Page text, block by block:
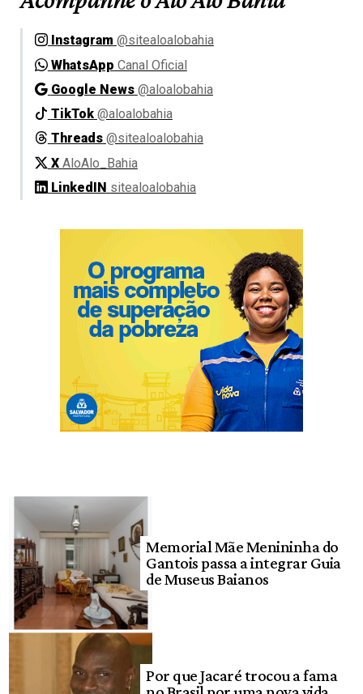
Instagram @sitealoalobahia
WhatsApp Canal Oficial
Google News @aloalobahia
TikTok @aloalobahia
Threads @sitealoalobahia
X AloAlo_Bahia
LinkedIN sitealoalobahia
Memorial Mãe Menininha do
Gantois passa a integrar Guia
de Museus Baianos
Por que Jacaré trocou a fama